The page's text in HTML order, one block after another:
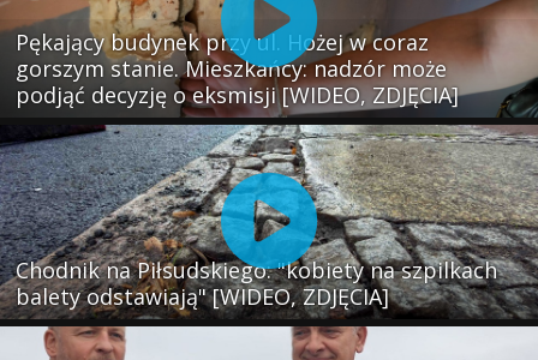
Pękający budynek przy ul. Hożej w coraz
gorszym stanie. Mieszkańcy: nadzór może
podjąć decyzję o eksmisji [WIDEO, ZDJĘCIA]
Chodnik na Piłsudskiego: "kobiety na szpilkach
balety odstawiają" [WIDEO, ZDJĘCIA]